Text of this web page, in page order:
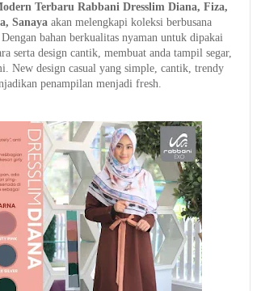
Terbaru Rabbani Dresslim Diana, Fiza,
Sanaya akan melengkapi koleksi berbusana
bahan berkualitas nyaman untuk dipakai
serta design cantik, membuat anda tampil segar,
New design casual yang simple, cantik, trendy
penampilan menjadi fresh.